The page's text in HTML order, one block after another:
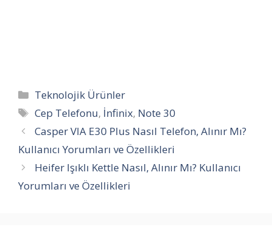
Kategoriler
Teknolojik Ürünler
Etiketler
Cep Telefonu, İnfinix, Note 30
Casper VIA E30 Plus Nasıl Telefon, Alınır Mı?
Kullanıcı Yorumları ve Özellikleri
Heifer Işıklı Kettle Nasıl, Alınır Mı? Kullanıcı
Yorumları ve Özellikleri